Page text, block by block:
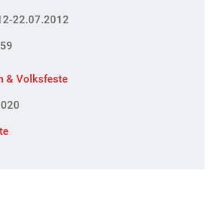
22.07.2012
& Volksfeste